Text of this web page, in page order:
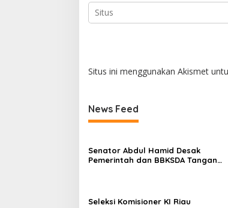
Situs ini menggunakan Akismet
News Feed
Senator Abdul Hamid Desak
Pemerintah dan BBKSDA Tangani
Seleksi Komisioner KI Riau